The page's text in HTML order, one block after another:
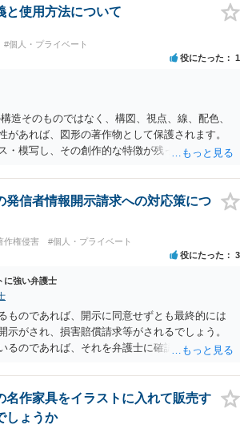
販売コンセプトなどは、通常、著作物には当た
ゴに独自の図形やイラスト等が含まれる場合に
作物となる可能性があります。 また、人物写真
肖像に関する権利は被写体本人に帰属します
デザイナーが独自に制作したイラストやバナー
した部分には、通常、著作物性は認められにく
に具体的な画面構成の一部に創作性が認められ
部分に限られ、ご相談者の写真や文章等を制作
。また、単に制作を担当した事実を記載した
リンクしたりする行為まで当然に禁止できると
必要性、本人の特定可能性等から判断されま
ますが、自動的に肖像権侵害となるわけではあ
書、メール、チャット、デザイナーの利用規約
提供素材及びこれを含む画面の複製・SNS掲載
で明確に通知することをお勧めします。すでに
、掲載日時、画面を保存してから削除を求め
と使用方法について
#個人・プライベート
役にたった 1
造そのものではなく、構図、視点、線、配色、
があれば、図形の著作物として保護されます。
・模写し、その創作的な特徴が残っていれば、
的使用には当たりません。 ② 出典を記載するだ
はなりません。自分の説明や批評が主で、図が
る資料であること、引用部分が明確に区別さ
れていることなどが必要です。勉強ノートの教
中心的に掲載する場合、引用と認められにくい
ても、単に所々表現を変えただけで適法になる
上の事実を理解したうえで、ご自身の表現と構
ります。 安全にSNSで公開するには、教科書の
た部分は掲載せず、人体の構造という事実を基
を工夫して作図する方法が考えられます。ま
認められたオープンライセンス素材を、利用条
あります。トレースした図を残したい場合は、
どめるのが安全です。
発信者情報開示請求への対応策につ
作権侵害 #個人・プライベート
役にたった 3
に強い弁護士
ものであれば、開示に同意せずとも最終的には
示がされ、損害賠償請求等がされるでしょう。
るのであれば、それを弁護士に確認してもらっ
名作家具をイラストに入れて販売す
しょうか